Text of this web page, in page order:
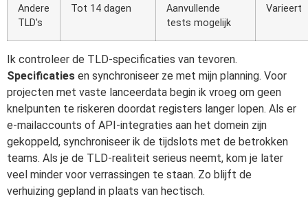
Andere
TLD's
Tot 14 dagen
Aanvullende
tests mogelijk
Varieert
Ik controleer de TLD-specificaties van tevoren.
Specificaties en synchroniseer ze met mijn planning. Voor
projecten met vaste lanceerdata begin ik vroeg om geen
knelpunten te riskeren doordat registers langer lopen. Als er
e-mailaccounts of API-integraties aan het domein zijn
gekoppeld, synchroniseer ik de tijdslots met de betrokken
teams. Als je de TLD-realiteit serieus neemt, kom je later
veel minder voor verrassingen te staan. Zo blijft de
verhuizing gepland in plaats van hectisch.